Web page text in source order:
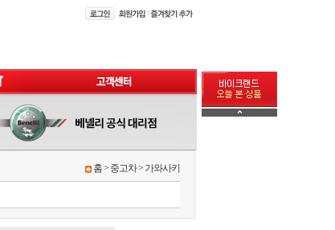
홈> 중고차> 가와사키